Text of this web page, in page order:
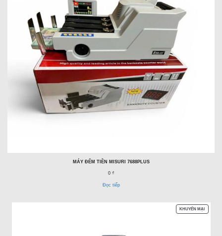
MÁY ĐẾM TIỀN MISURI 7688PLUS
0 ₫
Đọc tiếp
KHUYẾN MẠISẢN
PHẨM